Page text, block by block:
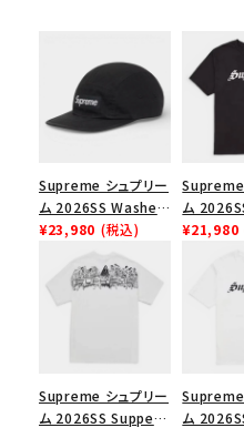
コラボレーションブランドか
シーズンから探す
並び順
価格から探す
円
在庫のな
絞り
Supreme シュプリー
ム 2026SS Washed
Chino Twill Camp
Cap ウォッシュド チ
ノツイル キャンプキャ
ップ ブラック
¥23,980 (税込)
Supreme
ム
Tee スピ
¥21,980
Supreme シュプリー
ム 2026SS Supper
Supreme
ム